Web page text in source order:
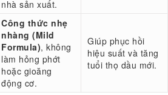
nhà sản xuất.
Công thức nhẹ
nhàng (Mild
Formula), không
làm hỏng phớt
hoặc gioăng
động cơ.
Giúp phục hồi
hiệu suất và tăng
tuổi thọ dầu mới.